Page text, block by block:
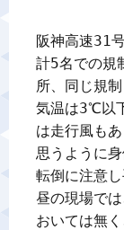
阪神高速31
計5名での規
所、同じ規制
気温は3℃以
は走行風も
思うように
転倒に注意
昼の現場で
おいては無く